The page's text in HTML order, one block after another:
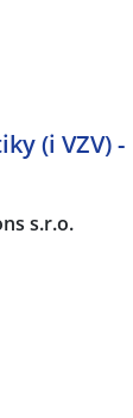
(i VZV) -
s.r.o.